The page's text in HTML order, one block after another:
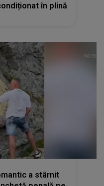
în plină
a stârnit